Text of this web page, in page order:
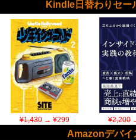
Kindle日替わりセ
¥1,430→ ¥299 ¥2,200
Amazonデバイ